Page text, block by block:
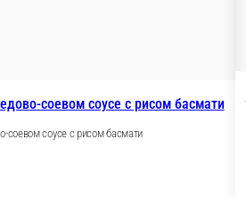
соевом соусе с рисом басмати
соевом соусе с рисом басмати